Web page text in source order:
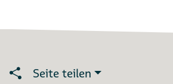
Seite teilen